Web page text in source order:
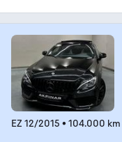
EZ 12/2015 • 104.000 km